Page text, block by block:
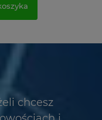
chcesz